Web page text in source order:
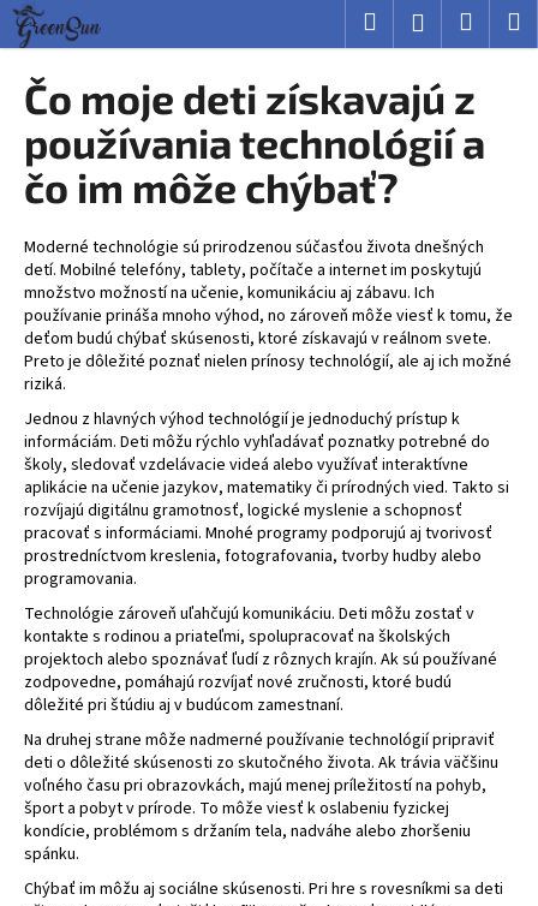
Prejsť
obsah
Hľadať Prihlásenie
Čo moje deti získavajú z
používania technológií a
čo im môže chýbať?
Moderné technológie sú prirodzenou súčasťou života dnešných
detí. Mobilné telefóny, tablety, počítače a internet im poskytujú
množstvo možností na učenie, komunikáciu aj zábavu. Ich
používanie prináša mnoho výhod, no zároveň môže viesť k tomu, že
deťom budú chýbať skúsenosti, ktoré získavajú v reálnom svete.
Preto je dôležité poznať nielen prínosy technológií, ale aj ich možné
riziká.
Jednou z hlavných výhod technológií je jednoduchý prístup k
informáciám. Deti môžu rýchlo vyhľadávať poznatky potrebné do
školy, sledovať vzdelávacie videá alebo využívať interaktívne
aplikácie na učenie jazykov, matematiky či prírodných vied. Takto si
rozvíjajú digitálnu gramotnosť, logické myslenie a schopnosť
pracovať s informáciami. Mnohé programy podporujú aj tvorivosť
prostredníctvom kreslenia, fotografovania, tvorby hudby alebo
programovania.
Technológie zároveň uľahčujú komunikáciu. Deti môžu zostať v
kontakte s rodinou a priateľmi, spolupracovať na školských
projektoch alebo spoznávať ľudí z rôznych krajín. Ak sú používané
zodpovedne, pomáhajú rozvíjať nové zručnosti, ktoré budú
dôležité pri štúdiu aj v budúcom zamestnaní.
Na druhej strane môže nadmerné používanie technológií pripraviť
deti o dôležité skúsenosti zo skutočného života. Ak trávia väčšinu
voľného času pri obrazovkách, majú menej príležitostí na pohyb,
šport a pobyt v prírode. To môže viesť k oslabeniu fyzickej
kondície, problémom s držaním tela, nadváhe alebo zhoršeniu
spánku.
Chýbať im môžu aj sociálne skúsenosti. Pri hre s rovesníkmi sa deti
K
o
Č
o
p
t
r
e
b
u
j
e
t
e
n
á
j
s
ť
?
HĽADAŤ